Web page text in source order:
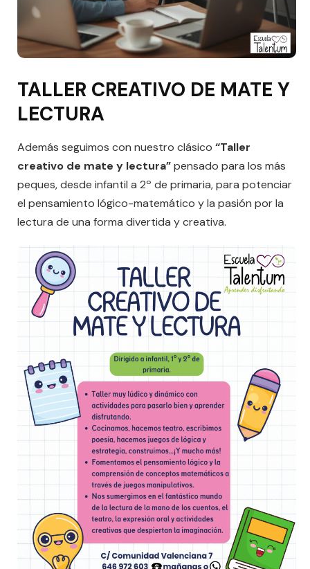
TALLER CREATIVO DE MATE Y
LECTURA
Además seguimos con nuestro clásico “Taller
creativo de mate y lectura”pensado para los más
peques, desde infantil a 2º de primaria, para potenciar
el pensamiento lógico-matemático y la pasión por la
lectura de una forma divertida y creativa.